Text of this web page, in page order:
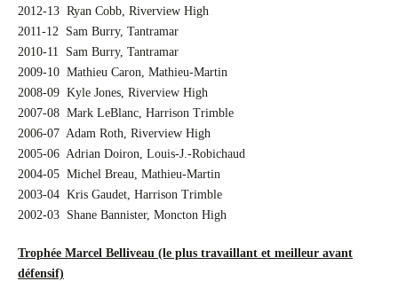
2012-13 Ryan Cobb, Riverview High
2011-12 Sam Burry, Tantramar
2010-11 Sam Burry, Tantramar
2009-10 Mathieu Caron, Mathieu-Martin
2008-09 Kyle Jones, Riverview High
2007-08 Mark LeBlanc, Harrison Trimble
2006-07 Adam Roth, Riverview High
2005-06 Adrian Doiron, Louis-J.-Robichaud
2004-05 Michel Breau, Mathieu-Martin
2003-04 Kris Gaudet, Harrison Trimble
2002-03 Shane Bannister, Moncton High
Trophée Marcel Belliveau (le plus travaillant et meilleur avant
défensif)